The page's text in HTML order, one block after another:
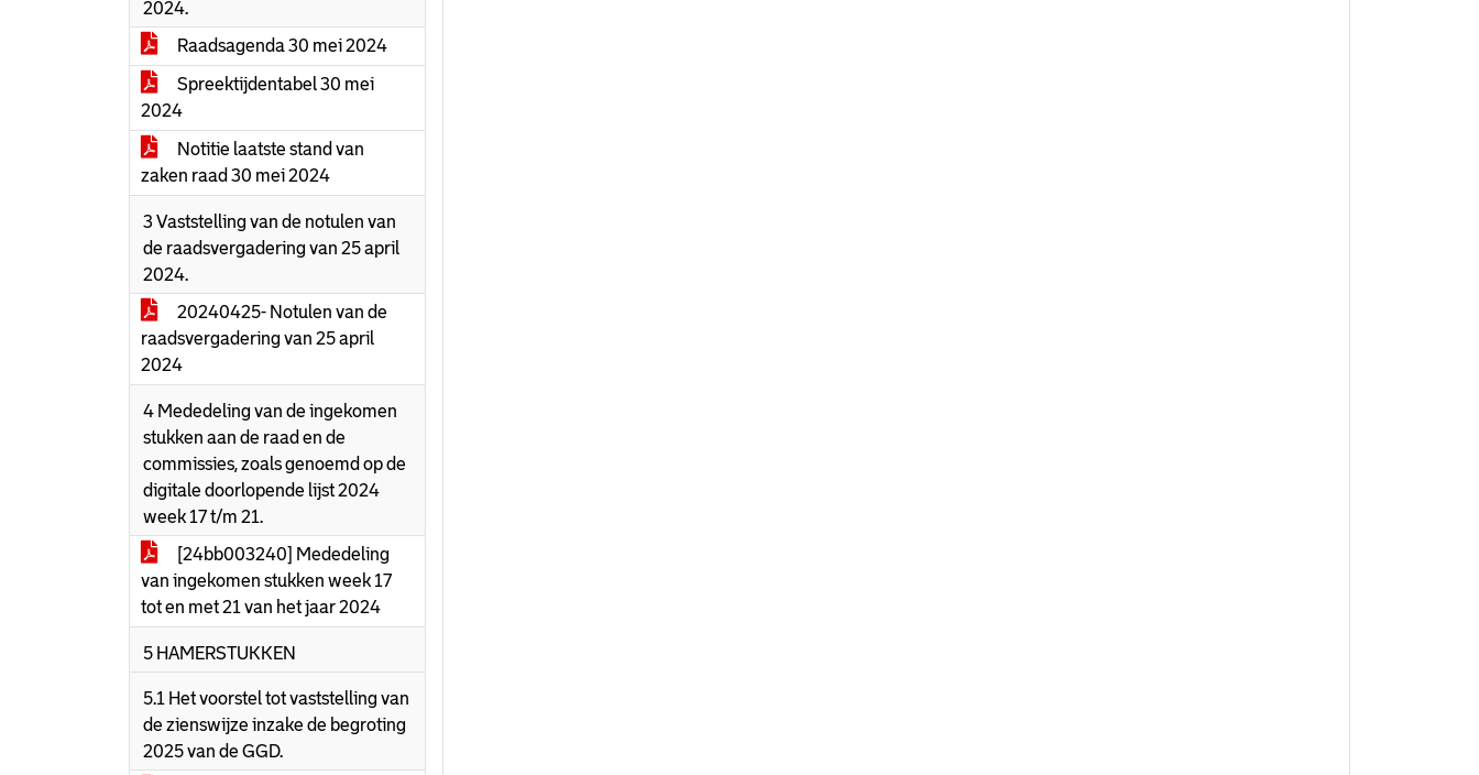
2024.
Raadsagenda 30 mei 2024
Spreektijdentabel 30 mei
2024
Notitie laatste stand van
zaken raad 30 mei 2024
3 Vaststelling van de notulen van
de raadsvergadering van 25 april
2024.
20240425- Notulen van de
raadsvergadering van 25 april
2024
4 Mededeling van de ingekomen
stukken aan de raad en de
commissies, zoals genoemd op de
digitale doorlopende lijst 2024
week 17 t/m 21.
[24bb003240] Mededeling
van ingekomen stukken week 17
tot en met 21 van het jaar 2024
5 HAMERSTUKKEN
5.1 Het voorstel tot vaststelling van
de zienswijze inzake de begroting
2025 van de GGD.